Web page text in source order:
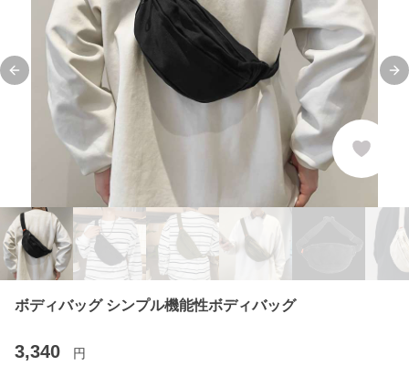
Previous slide
ボディバッグ シンプル機能性ボディバッグ
3,340 円